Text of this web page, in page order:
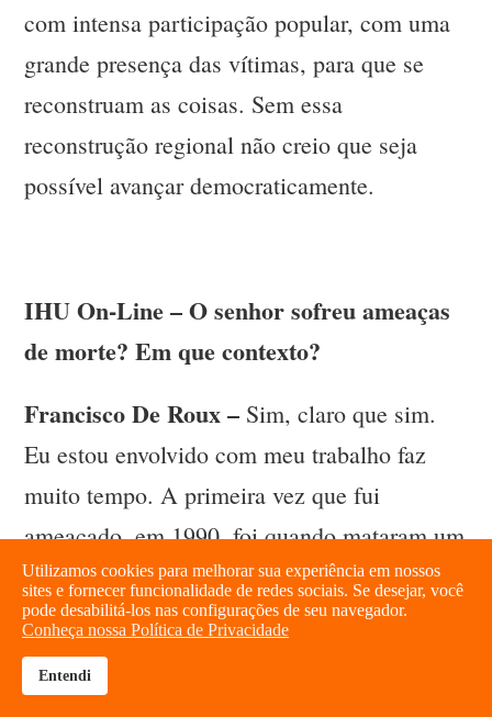
com intensa participação popular, com uma
grande presença das vítimas, para que se
reconstruam as coisas. Sem essa
reconstrução regional não creio que seja
possível avançar democraticamente.
IHU On-Line – O senhor sofreu ameaças
de morte? Em que contexto?
Francisco De Roux – Sim, claro que sim.
Eu estou envolvido com meu trabalho faz
muito tempo. A primeira vez que fui
ameaçado, em 1990, foi quando mataram um
amigo meu do Movimento 19 de abril - M19.
Embora nós dois fôssemos os alvos, eu
consegui escapar e sair do país. Isso
aconteceu outras tantas vezes, mas isso é
brightness_high
Utilizamos cookies para melhorar sua experiência em nossos
sites e fornecer funcionalidade de redes sociais. Se desejar, você
pode desabilitá-los nas configurações de seu navegador.
Conheça nossa Política de Privacidade
Entendi